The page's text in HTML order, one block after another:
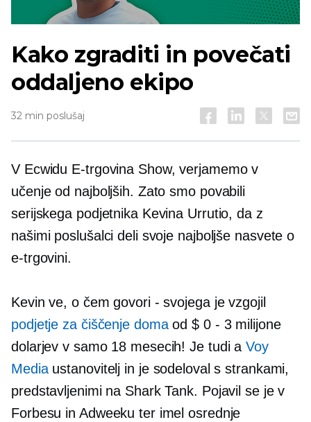
Bar
Kako zgraditi in povečati
oddaljeno ekipo
32 min poslušaj
V Ecwidu E-trgovina Show, verjamemo v
učenje od najboljših. Zato smo povabili
serijskega podjetnika Kevina Urrutio, da z
našimi poslušalci deli svoje najboljše nasvete o
e-trgovini.
Kevin ve, o čem govori - svojega je vzgojil
podjetje za čiščenje domaod $ 0 - 3 milijone
dolarjev v samo 18 mesecih! Je tudi aVoy
Mediaustanovitelj in je sodeloval s strankami,
predstavljenimi na Shark Tank. Pojavil se je v
Forbesu in Adweeku ter imel osrednje